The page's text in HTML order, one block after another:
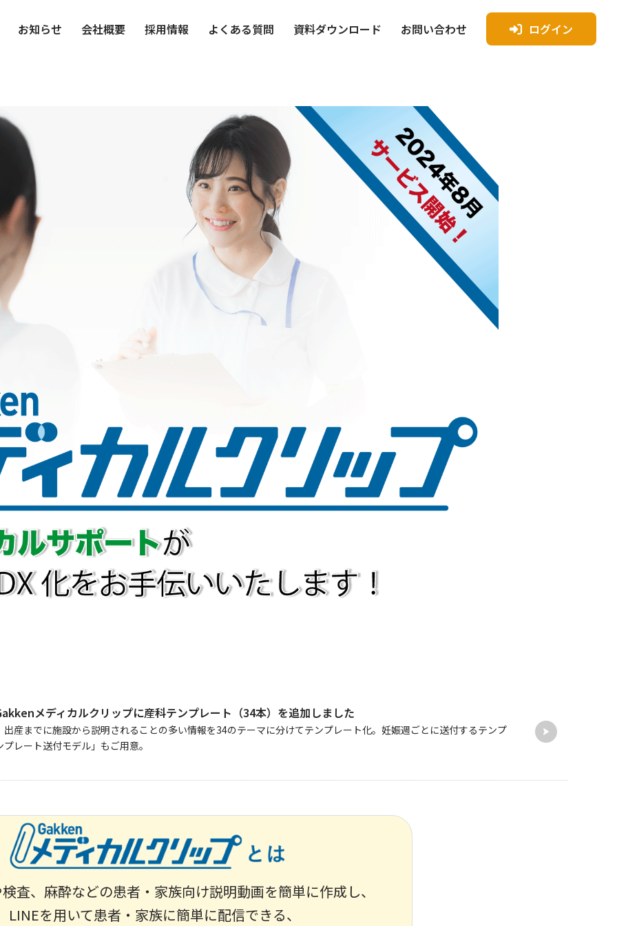
お知らせ 会社概要 採用情報 よくある質問 資料ダウンロード お問い合わせ ログイン
メディカルクリップに産科テンプレート（34本）を追加しました
産までに施設から説明されることの多い情報を34のテーマに分けてテンプレート化。妊娠週ごとに送付するテンプ
レート送付モデル」もご用意。
査、麻酔などの患者・家族向け説明動画を簡単に作成し、
LINEを用いて患者・家族に簡単に配信できる、